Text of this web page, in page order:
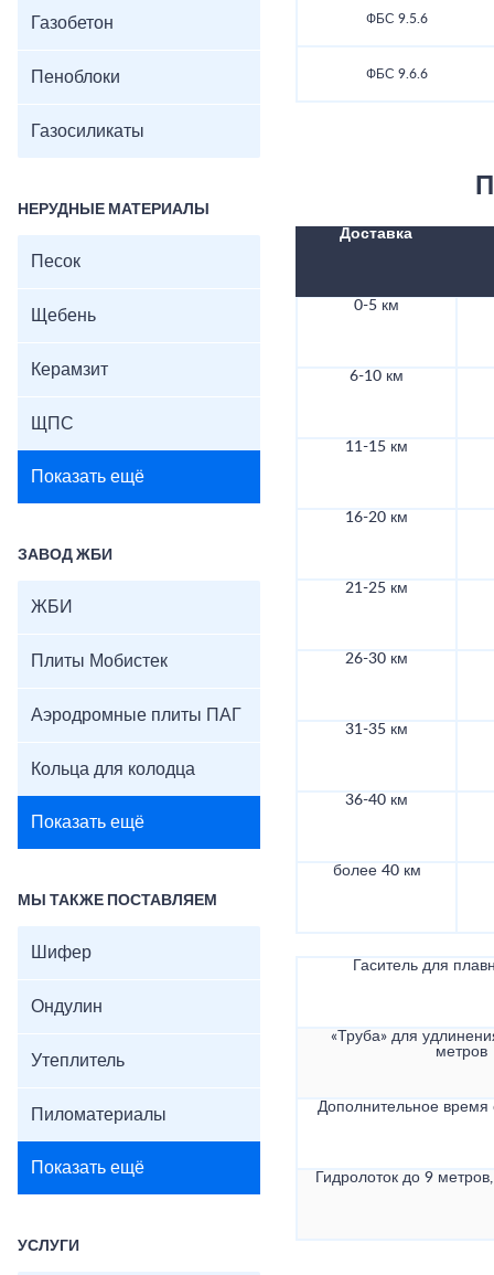
Газобетон
Пеноблоки
Газосиликаты
НЕРУДНЫЕ МАТЕРИАЛЫ
Песок
Щебень
Керамзит
ЩПС
Показать ещё
ЗАВОД ЖБИ
ЖБИ
Плиты Мобистек
Аэродромные плиты ПАГ
Кольца для колодца
Показать ещё
МЫ ТАКЖЕ ПОСТАВЛЯЕМ
Шифер
Ондулин
Утеплитель
Пиломатериалы
Показать ещё
УСЛУГИ
ФБС 9.5.6
ФБС 9.6.6
Доставка
0-5 км
6-10 км
11-15 км
16-20 км
21-25 км
26-30 км
31-35 км
36-40 км
более 40 км
Гаситель для
«Труба» для
метров
Дополнительное
Гидролоток до 9